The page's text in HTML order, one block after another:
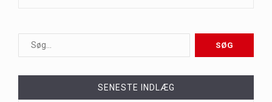
SENESTE INDLÆG